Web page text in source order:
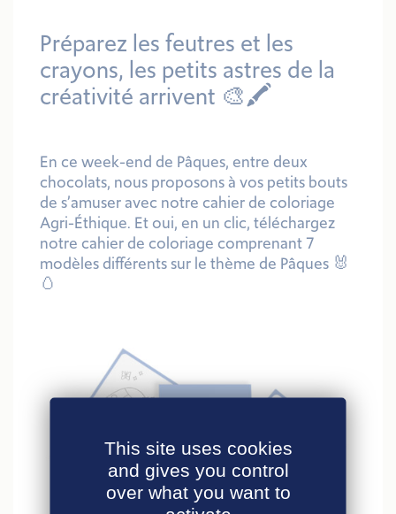
Préparez les feutres et les
crayons, les petits astres de la
créativité arrivent 🎨🖍️
En ce week-end de Pâques, entre deux
chocolats, nous proposons à vos petits bouts
de s’amuser avec notre cahier de coloriage
Agri-Éthique. Et oui, en un clic, téléchargez
notre cahier de coloriage comprenant 7
modèles différents sur le thème de Pâques 🐰
🥚
This site uses cookies
and gives you control
over what you want to